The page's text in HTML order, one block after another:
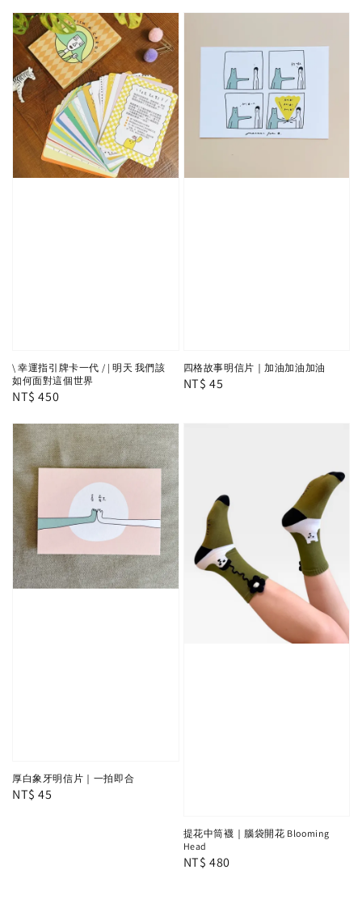
\ 幸運指引牌卡一代 / | 明天 我們該
如何面對這個世界
Regular
NT$ 450
四格故事明信片｜加油加油加油
Regular
NT$ 45
厚白象牙明信片｜一拍即合
Regular
NT$ 45
提花中筒襪｜腦袋開花 Blooming
Head
Regular
NT$ 480